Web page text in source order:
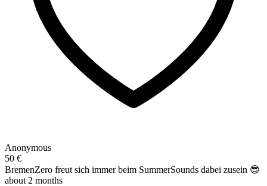
Anonymous
50 €
BremenZero freut sich immer beim SummerSounds dabei zusein 😎
about 2 months